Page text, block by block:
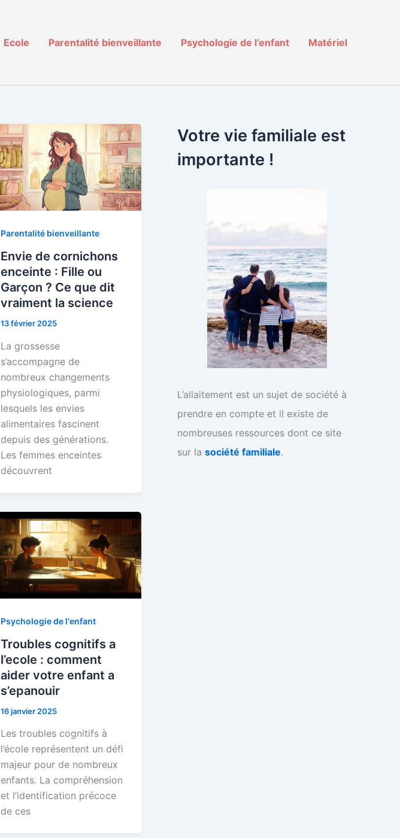
Ecole Parentalité bienveillante Psychologie de l’enfant Matériel
Parentalité bienveillante
Envie de cornichons
enceinte : Fille ou
Garçon ? Ce que dit
vraiment la science
13 février 2025
La grossesse
s’accompagne de
nombreux changements
physiologiques, parmi
lesquels les envies
alimentaires fascinent
depuis des générations.
Les femmes enceintes
découvrent
Psychologie de l'enfant
Troubles cognitifs a
l’ecole : comment
aider votre enfant a
s’epanouir
16 janvier 2025
Les troubles cognitifs à
l’école représentent un défi
majeur pour de nombreux
enfants. La compréhension
et l’identification précoce
de ces
Votre vie familiale est
importante !
L’allaitement est un sujet de société à
prendre en compte et il existe de
nombreuses ressources dont ce site
sur la société familiale.